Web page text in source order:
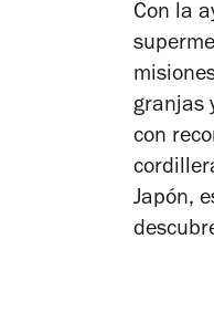
Con la
granjas
con
Japón,